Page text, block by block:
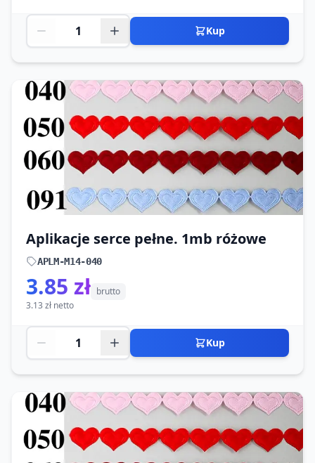
Kup
Aplikacje serce pełne. 1mb różowe
APLM-M14-040
3.85 zł brutto
3.13 zł netto
Kup